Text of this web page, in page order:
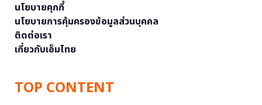
นโยบายคุกกี้
นโยบายการคุ้มครองข้อมูลส่วนบุคคล
ติดต่อเรา
เกี่ยวกับเอ็มไทย
TOP CONTENT